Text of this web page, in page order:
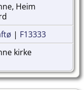
Heim
| F13333
kirke